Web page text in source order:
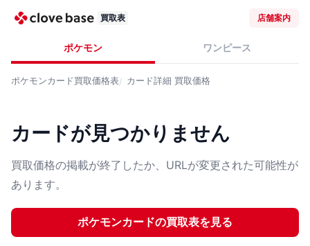
買取表 店舗案内
ポケモン ワンピース
ポケモンカード買取価格表 カード詳細 買取価格
カードが見つかりません
買取価格の掲載が終了したか、URLが変更された可能性が
あります。
ポケモンカードの買取表を見る